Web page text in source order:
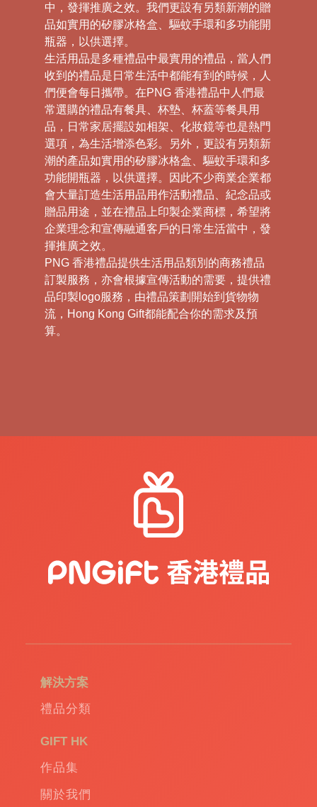
中，發揮推廣之效。我們更設有另類新潮的贈
品如實用的矽膠冰格盒、驅蚊手環和多功能開
瓶器，以供選擇。
生活用品是多種禮品中最實用的禮品，當人們
收到的禮品是日常生活中都能有到的時候，人
們便會每日攜帶。在PNG 香港禮品中人們最
常選購的禮品有餐具、杯墊、杯蓋等餐具用
品，日常家居擺設如相架、化妝鏡等也是熱門
選項，為生活增添色彩。另外，更設有另類新
潮的產品如實用的矽膠冰格盒、驅蚊手環和多
功能開瓶器，以供選擇。因此不少商業企業都
會大量訂造生活用品用作活動禮品、紀念品或
贈品用途，並在禮品上印製企業商標，希望將
企業理念和宣傳融通客戶的日常生活當中，發
揮推廣之效。
PNG 香港禮品提供生活用品類別的商務禮品
訂製服務，亦會根據宣傳活動的需要，提供禮
品印製logo服務，由禮品策劃開始到貨物物
流，Hong Kong Gift都能配合你的需求及預
算。
用品，讓客戶在贈與受贈之間找到深層的聯
繫，同時傳遞您的企業理念和文化。
的贈品或紀念品。這些定制的產品不僅可以印
有您的企業標誌，更能將企業的理念和宣傳自
不僅是一款出色的存儲容器，還可以讓客人在
使用過程中感受到您的企業對環保和健康的關
能提供實際的舒適，也讓您的品牌與健康生活
解決方案
禮品分類
GIFT HK
作品集
關於我們